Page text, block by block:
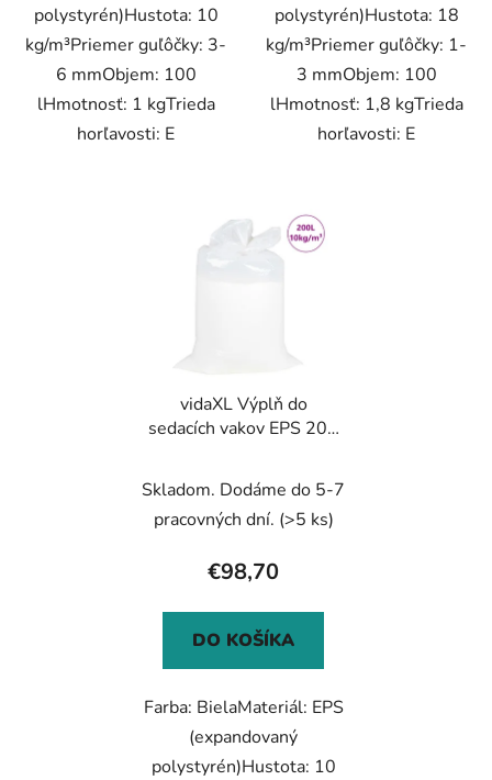
polystyrén)Hustota: 10
kg/m³Priemer guľôčky: 3-
6 mmObjem: 100
lHmotnosť: 1 kgTrieda
horľavosti: E
polystyrén)Hustota: 18
kg/m³Priemer guľôčky: 1-
3 mmObjem: 100
lHmotnosť: 1,8 kgTrieda
horľavosti: E
vidaXL Výplň do
sedacích vakov EPS 200
Skladom. Dodáme do 5-7
pracovných dní. (>5 ks)
€98,70
DO KOŠÍKA
Farba: BielaMateriál: EPS
(expandovaný
polystyrén)Hustota: 10